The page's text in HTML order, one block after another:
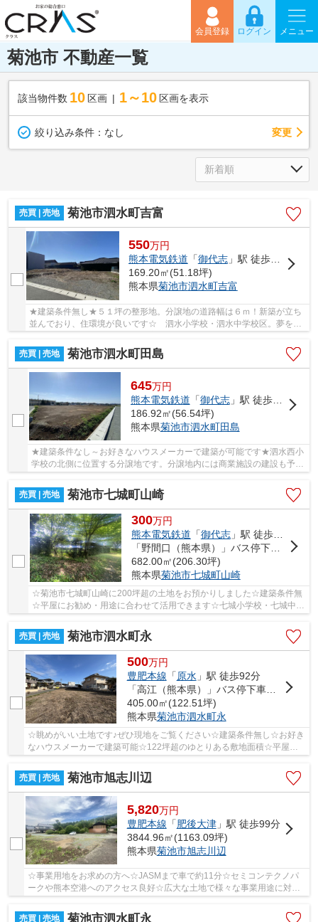
会員登録 ログイン メニュー
菊池市 不動産一覧
該当物件数 10 区画 1～10 区画を表示
絞り込み条件： なし 変更
売買 | 売地 菊池市泗水町吉富
550万円
熊本電気鉄道 「御代志」駅 徒歩93分
169.20㎡(51.18坪)
熊本県菊池市泗水町吉富
★建築条件無し★５１坪の整形地。分譲地の道路幅は６ｍ！新築が立ち
並んでおり、住環境が良いです☆ 泗水小学校・泗水中学校区。夢を叶
売買 | 売地
菊池市泗水町田島
645万円
熊本電気鉄道 「御代志」駅 徒歩85分
186.92㎡(56.54坪)
熊本県菊池市泗水町田島
★建築条件なし～お好きなハウスメーカーで建築が可能です★泗水西小
学校の北側に位置する分譲地です。分譲地内には商業施設の建設も予定
売買 | 売地
菊池市七城町山崎
300万円
熊本電気鉄道 「御代志」駅 徒歩99分
「野間口（熊本県）」バス停下車 徒歩11分
682.00㎡(206.30坪)
熊本県菊池市七城町山崎
☆菊池市七城町山崎に200坪超の土地をお預かりしました☆建築条件無
☆平屋にお勧め・用途に合わせて活用できます☆七城小学校・七城中学
売買 | 売地
菊池市泗水町永
500万円
豊肥本線 「 原水 」駅 徒歩92分
「高江（熊本県）」バス停下車 徒歩40分
405.00㎡(122.51坪)
熊本県菊池市泗水町永
☆眺めがいい土地です♪ぜひ現地をご覧ください☆建築条件無し☆お好き
なハウスメーカーで建築可能☆122坪超のゆとりある敷地面積☆平屋を
売買 | 売地
菊池市旭志川辺
5,820万円
豊肥本線 「肥後大津」駅 徒歩99分
3844.96㎡(1163.09坪)
熊本県菊池市旭志川辺
☆事業用地をお求めの方へ☆JASMまで車で約11分☆セミコンテクノパ
ークや熊本空港へのアクセス良好☆広大な土地で様々な事業用途に対応
売買 | 売地
菊池市泗水町永